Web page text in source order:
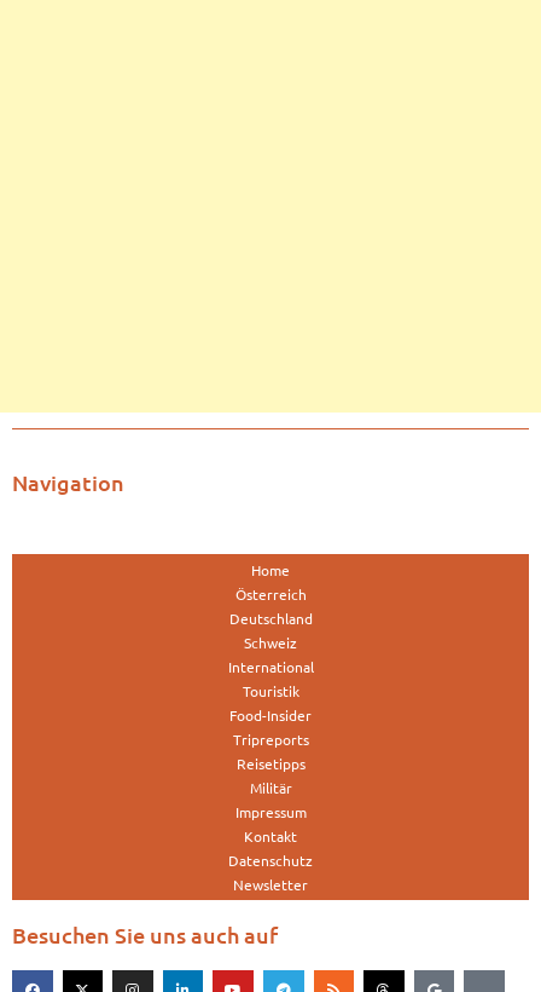
Navigation
Home
Österreich
Deutschland
Schweiz
International
Touristik
Food-Insider
Tripreports
Reisetipps
Militär
Impressum
Kontakt
Datenschutz
Newsletter
Besuchen Sie uns auch auf